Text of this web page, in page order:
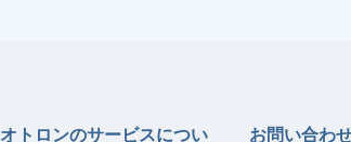
オトロンのサービスについ
お問い合わ